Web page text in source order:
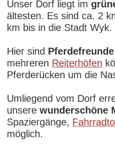
Unser Dorf liegt im
ältesten. Es sind ca. 2
km bis in die Stadt Wyk.
Hier sind Pferdefreunde
mehreren Reiterhöfen
Pferderücken um die
Umliegend vom Dorf
unsere wunderschöne
Spaziergänge,
möglich.